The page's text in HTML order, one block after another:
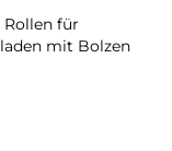
Rollen für
mit Bolzen